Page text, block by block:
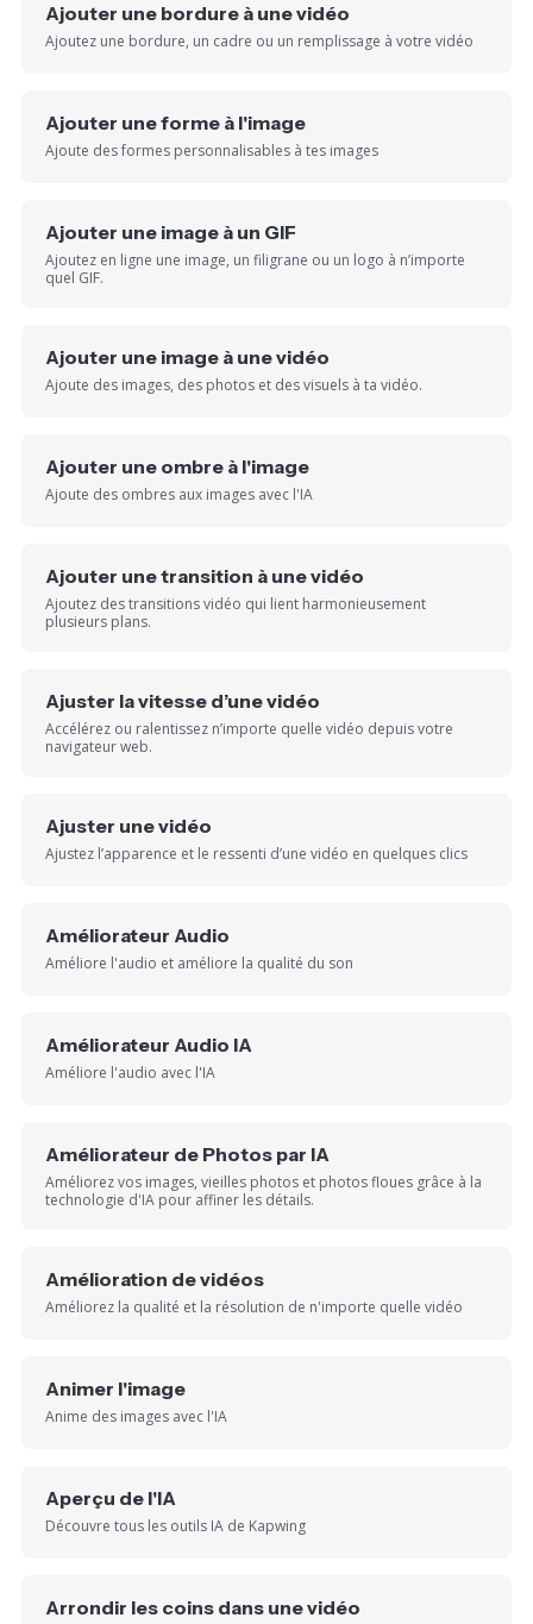
Ajouter une bordure à une vidéo
Ajoutez une bordure, un cadre ou un remplissage à votre vidéo
Ajouter une forme à l'image
Ajoute des formes personnalisables à tes images
Ajouter une image à un GIF
Ajoutez en ligne une image, un filigrane ou un logo à n’importe
quel GIF.
Ajouter une image à une vidéo
Ajoute des images, des photos et des visuels à ta vidéo.
Ajouter une ombre à l'image
Ajoute des ombres aux images avec l'IA
Ajouter une transition à une vidéo
Ajoutez des transitions vidéo qui lient harmonieusement
plusieurs plans.
Ajuster la vitesse d’une vidéo
Accélérez ou ralentissez n’importe quelle vidéo depuis votre
navigateur web.
Ajuster une vidéo
Ajustez l’apparence et le ressenti d’une vidéo en quelques clics
Améliorateur Audio
Améliore l'audio et améliore la qualité du son
Améliorateur Audio IA
Améliore l'audio avec l'IA
Améliorateur de Photos par IA
Améliorez vos images, vieilles photos et photos floues grâce à la
technologie d'IA pour affiner les détails.
Amélioration de vidéos
Améliorez la qualité et la résolution de n'importe quelle vidéo
Animer l'image
Anime des images avec l'IA
Aperçu de l'IA
Découvre tous les outils IA de Kapwing
Arrondir les coins dans une vidéo